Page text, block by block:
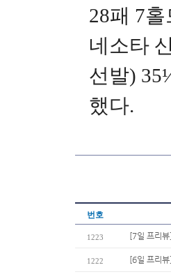
28패 7
네소타
선발)
했다.
번호
1223 [7일 프리
1222 [6일 프리